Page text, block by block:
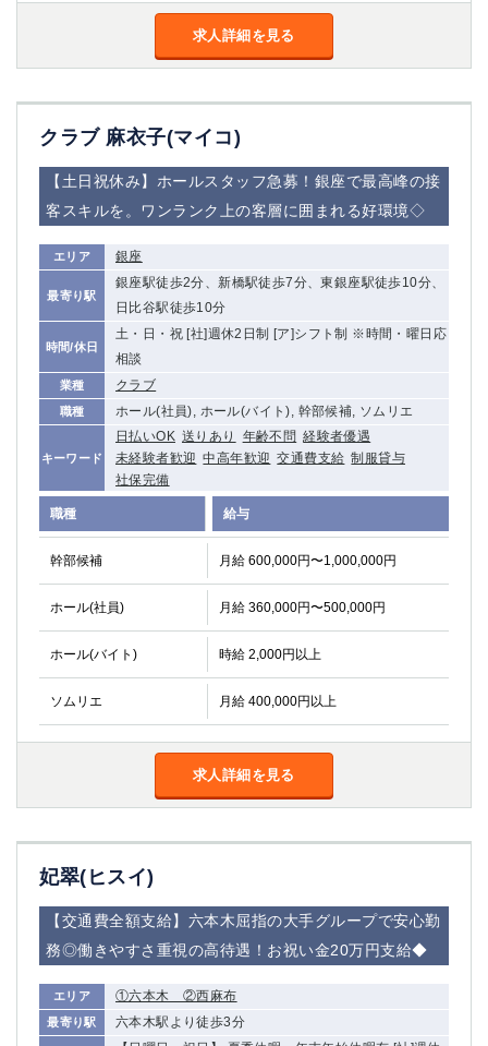
求人詳細を見る
クラブ 麻衣子(マイコ)
【土日祝休み】ホールスタッフ急募！銀座で最高峰の接
客スキルを。ワンランク上の客層に囲まれる好環境◇
エリア 銀座
最寄り駅
銀座駅徒歩2分、新橋駅徒歩7分、東銀座駅徒歩10分、
日比谷駅徒歩10分
時間/休日
土・日・祝 [社]週休2日制 [ア]シフト制 ※時間・曜日応
相談
業種 クラブ
職種 ホール(社員), ホール(バイト), 幹部候補, ソムリエ
キーワード
日払いOK 送りあり 年齢不問 経験者優遇
未経験者歓迎 中高年歓迎 交通費支給 制服貸与
社保完備
職種 給与
幹部候補 月給 600,000円〜1,000,000円
ホール(社員) 月給 360,000円〜500,000円
ホール(バイト) 時給 2,000円以上
ソムリエ 月給 400,000円以上
求人詳細を見る
妃翠(ヒスイ)
【交通費全額支給】六本木屈指の大手グループで安心勤
務◎働きやすさ重視の高待遇！お祝い金20万円支給◆
エリア ①六本木 ②西麻布
最寄り駅
六本木駅より徒歩3分
該当求人 0件 選択した内容で設定